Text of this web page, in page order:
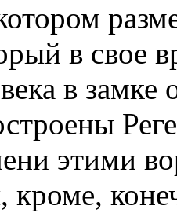
в свое
в замке
этими
кроме,